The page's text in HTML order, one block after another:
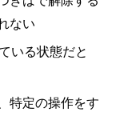
ない
いる状態だと
特定の操作をす